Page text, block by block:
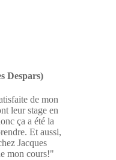
Despars)
de mon
leur stage en
ça a été la
Et aussi,
Jacques
mon cours!"